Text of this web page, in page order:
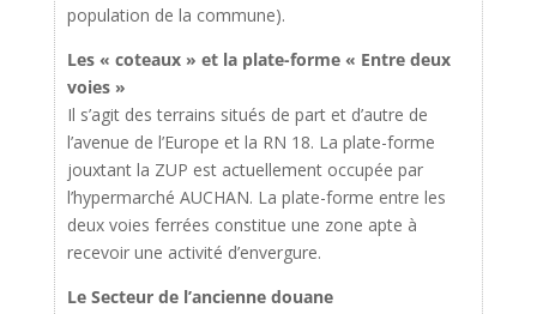
population de la commune).
Les « coteaux » et la plate-forme « Entre deux
voies »
Il s’agit des terrains situés de part et d’autre de
l’avenue de l’Europe et la RN 18. La plate-forme
jouxtant la ZUP est actuellement occupée par
l’hypermarché AUCHAN. La plate-forme entre les
deux voies ferrées constitue une zone apte à
recevoir une activité d’envergure.
Le Secteur de l’ancienne douane